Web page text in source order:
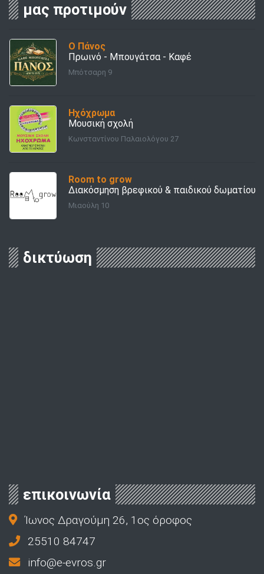
μας προτιμούν
Ο Πάνος
Πρωινό - Μπουγάτσα - Καφέ
Μπότσαρη 9
Ηχόχρωμα
Μουσική σχολή
Κωνσταντίνου Παλαιολόγου 27
Room to grow
Διακόσμηση βρεφικού & παιδικού δωματίου
Μιαούλη 10
δικτύωση
επικοινωνία
Ίωνος Δραγούμη 26, 1ος όροφος
25510 84747
info@e-evros.gr